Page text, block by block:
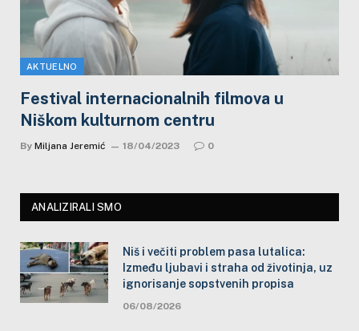
AKTUELNO
Festival internacionalnih filmova u
Niškom kulturnom centru
By Miljana Jeremić 18/04/2023 0
ANALIZIRALI SMO
Niš i večiti problem pasa lutalica:
Između ljubavi i straha od životinja, uz
ignorisanje sopstvenih propisa
06/08/2026